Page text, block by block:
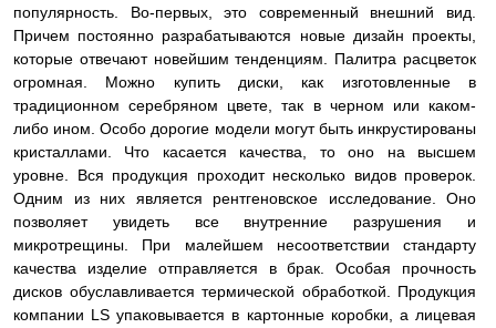
популярность. Во-первых, это современный внешний вид.
Причем постоянно разрабатываются новые дизайн проекты,
которые отвечают новейшим тенденциям. Палитра расцветок
огромная. Можно купить диски, как изготовленные в
традиционном серебряном цвете, так в черном или каком-
либо ином. Особо дорогие модели могут быть инкрустированы
кристаллами. Что касается качества, то оно на высшем
уровне. Вся продукция проходит несколько видов проверок.
Одним из них является рентгеновское исследование. Оно
позволяет увидеть все внутренние разрушения и
микротрещины. При малейшем несоответствии стандарту
качества изделие отправляется в брак. Особая прочность
дисков обуславливается термической обработкой. Продукция
компании LS упаковывается в картонные коробки, а лицевая